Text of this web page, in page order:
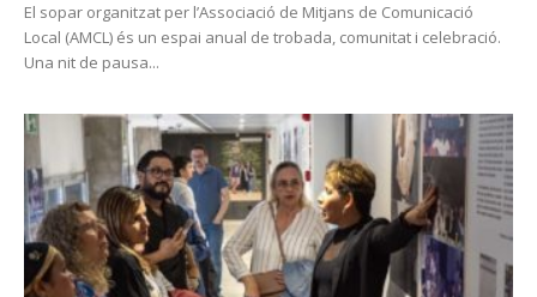
El sopar organitzat per l’Associació de Mitjans de Comunicació
Local (AMCL) és un espai anual de trobada, comunitat i celebració.
Una nit de pausa...